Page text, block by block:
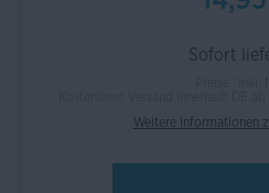
Sofort
Weitere Informationen